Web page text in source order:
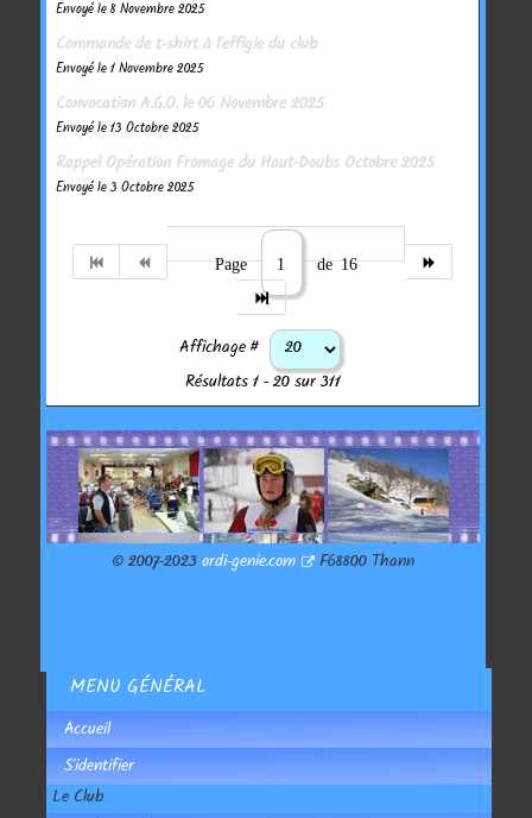
Envoyé le 8 Novembre 2025
Commande de t-shirt à l'effigie du club
Envoyé le 1 Novembre 2025
Convocation A.G.O. le 06 Novembre 2025
Envoyé le 13 Octobre 2025
Rappel Opération Fromage du Haut-Doubs Octobre 2025
Envoyé le 3 Octobre 2025
Page de 16
Affichage #
Résultats 1 - 20 sur 311
© 2007-2023 ordi-genie.com F68800 Thann
MENU GÉNÉRAL
Accueil
S'identifier
Le Club